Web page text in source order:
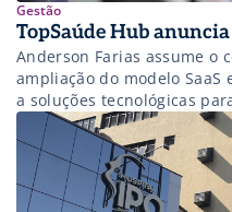
Gestão
TopSaúde Hub
Anderson Farias assume o
ampliação do modelo SaaS
a soluções tecnológicas